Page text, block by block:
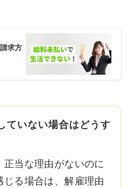
求方
ていない場合はどうす
当な理由がないのに
る場合は、解雇理由